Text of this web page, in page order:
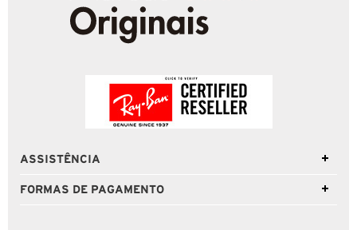
ASSISTÊNCIA
FORMAS DE PAGAMENTO